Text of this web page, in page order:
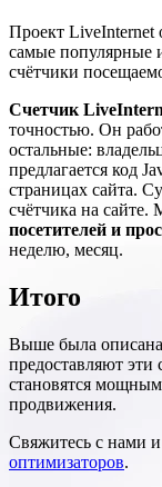
Проект LiveInternet
самые популярные
счётчики
Счетчик
точностью. Он
остальные:
предлагается код
страницах сайта.
счётчика на
посетителей и
неделю, месяц.
Итого
Выше была
предоставляют
становятся
продвижения.
Свяжитесь с нами и
оптимизаторов.